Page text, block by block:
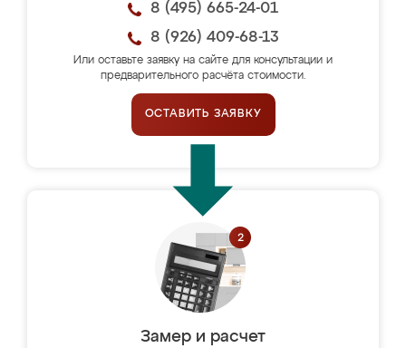
8 (495) 665-24-01
8 (926) 409-68-13
Или оставьте заявку на сайте для консультации и
предварительного расчёта стоимости.
ОСТАВИТЬ ЗАЯВКУ
Замер и расчет